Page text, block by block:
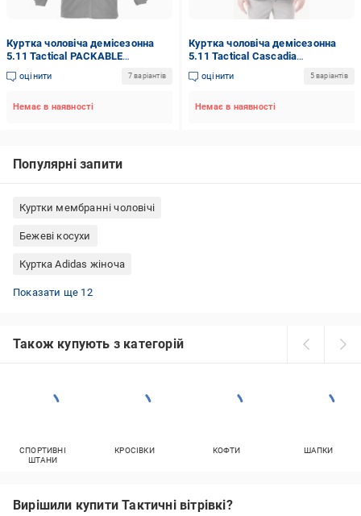
Куртка чоловіча демісезонна
5.11 Tactical PACKABLE
OPERATOR JACKET р.XL чорна
оцінити 7 варіантів
Немає в наявності
Куртка чоловіча демісезонна
5.11 Tactical Cascadia
Windbreaker Jacket р.XXL чорна
оцінити 5 варіантів
Немає в наявності
Популярні запити
Куртки мембранні чоловічі
Бежеві косухи
Куртка Adidas жіноча
Парки Alpha Industries
Флісові куртки військові
Вітрівки Columbia
Куртки жіночі розміру XL
Мембранні куртки для риболовлі
Вітрівка для бігу
Коричневі парки
Короткі пуховики
Куртки жіночі демісезонні Туреччина
Зимові куртки 4F
Косухи жіночі
Сірі пуховики
Показати ще 12
Також купують з категорій
СПОРТИВНІ
ШТАНИ
КРОСІВКИ КОФТИ ШАПКИ
Вирішили купити Тактичні вітрівкі?